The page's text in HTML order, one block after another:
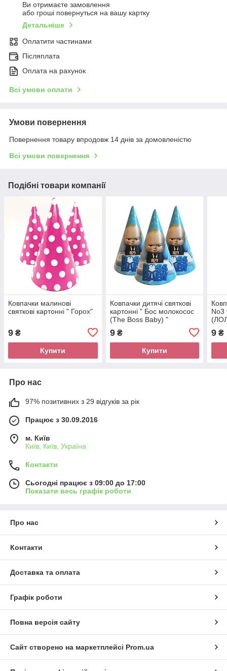
Ви отримаєте замовлення
або гроші повернуться на вашу картку
Детальніше
Оплатити частинами
Післяплата
Оплата на рахунок
Всі умови оплати
Умови повернення
Повернення товару впродовж 14 днів за домовленістю
Всі умови повернення
Подібні товари компанії
Ковпачки малинові
святкові картонні " Горох"
9 ₴
Купити
Ковпачки дитячі святкові
картонні " Бос молокосос
(The Boss Baby) "
9₴
Купити
No3
9 ₴
Про нас
97% позитивних з 29 відгуків за рік
Працює з 30.09.2016
м. Київ
Київ, Київ, Україна
Контакти
Сьогодні працює з 09:00 до 17:00
Показати весь графік роботи
Про нас
Контакти
Доставка та оплата
Графік роботи
Повна версія сайту
Сайт створено на маркетплейсі Prom.ua